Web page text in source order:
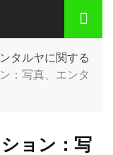
タルヤに関する
：写真、エンタ
ョン：写